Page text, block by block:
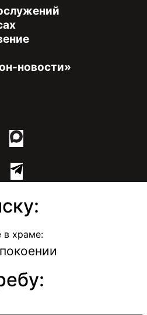
новости»
в храме: